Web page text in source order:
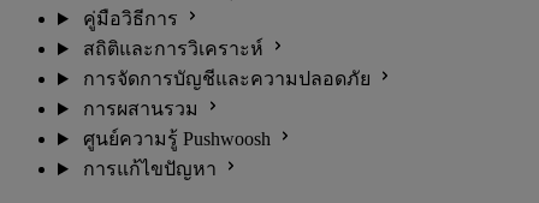
คู่มือวิธีการ
สถิติและการวิเคราะห์
การจัดการบัญชีและความปลอดภัย
การผสานรวม
ศูนย์ความรู้ Pushwoosh
การแก้ไขปัญหา